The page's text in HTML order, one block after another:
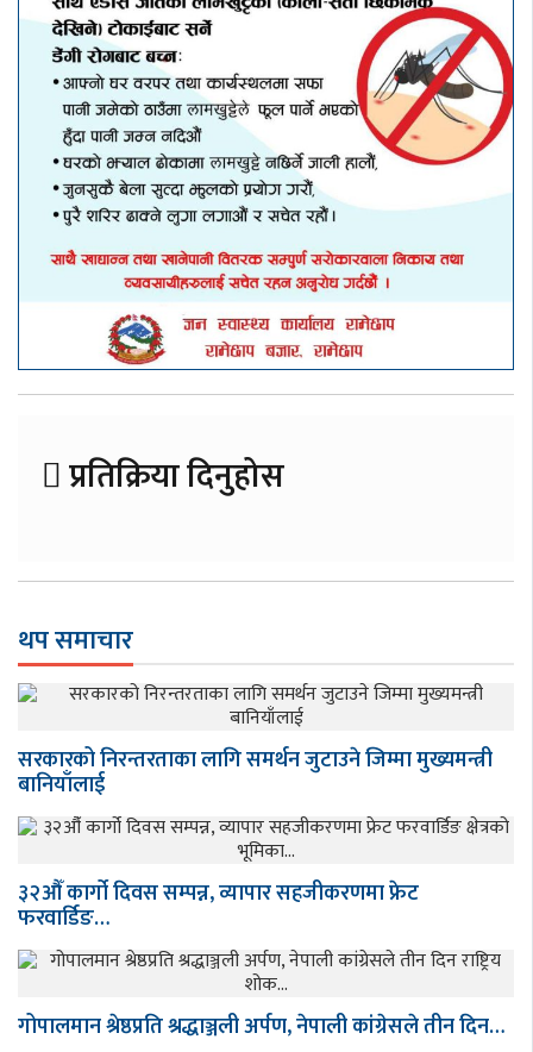
प्रतिक्रिया दिनुहोस
थप समाचार
सरकारको निरन्तरताका लागि समर्थन जुटाउने जिम्मा मुख्यमन्त्री
बानियाँलाई
३२औँ कार्गो दिवस सम्पन्न, व्यापार सहजीकरणमा फ्रेट
फरवार्डिङ…
गोपालमान श्रेष्ठप्रति श्रद्धाञ्जली अर्पण, नेपाली कांग्रेसले तीन दिन…